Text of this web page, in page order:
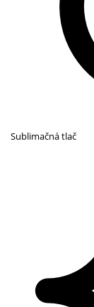
Sublimačná tlač